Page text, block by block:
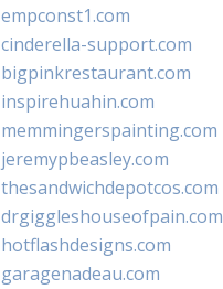
empconst1.com
cinderella-support.com
bigpinkrestaurant.com
inspirehuahin.com
memmingerspainting.com
jeremypbeasley.com
thesandwichdepotcos.com
drgiggleshouseofpain.com
hotflashdesigns.com
garagenadeau.com